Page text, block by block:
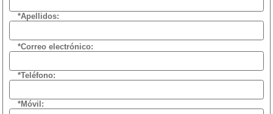
*Apellidos:
*Correo electrónico:
*Teléfono:
*Móvil: